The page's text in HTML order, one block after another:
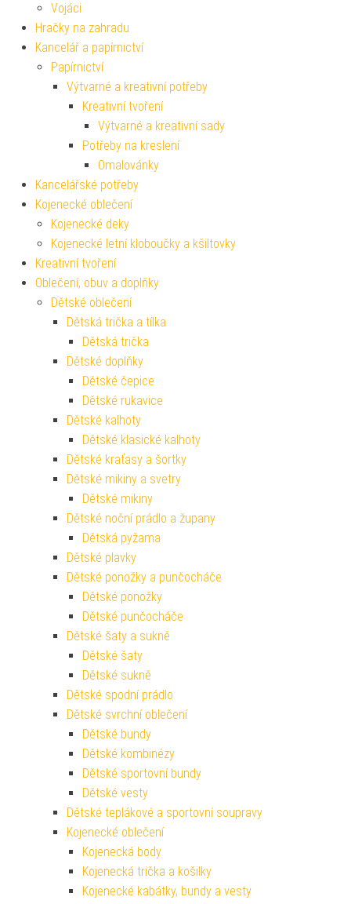
Vojáci
Hračky na zahradu
Kancelář a papírnictví
Papírnictví
Výtvarné a kreativní potřeby
Kreativní tvoření
Výtvarné a kreativní sady
Potřeby na kreslení
Omalovánky
Kancelářské potřeby
Kojenecké oblečení
Kojenecké deky
Kojenecké letní kloboučky a kšiltovky
Kreativní tvoření
Oblečení, obuv a doplňky
Dětské oblečení
Dětská trička a tílka
Dětská trička
Dětské doplňky
Dětské čepice
Dětské rukavice
Dětské kalhoty
Dětské klasické kalhoty
Dětské kraťasy a šortky
Dětské mikiny a svetry
Dětské mikiny
Dětské noční prádlo a župany
Dětská pyžama
Dětské plavky
Dětské ponožky a punčocháče
Dětské ponožky
Dětské punčocháče
Dětské šaty a sukně
Dětské šaty
Dětské sukně
Dětské spodní prádlo
Dětské svrchní oblečení
Dětské bundy
Dětské kombinézy
Dětské sportovní bundy
Dětské vesty
Dětské teplákové a sportovní soupravy
Kojenecké oblečení
Kojenecká body
Kojenecká trička a košilky
Kojenecké kabátky, bundy a vesty